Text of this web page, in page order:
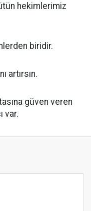
hekimlerimiz
biridir.
artırsın.
güven veren
var.